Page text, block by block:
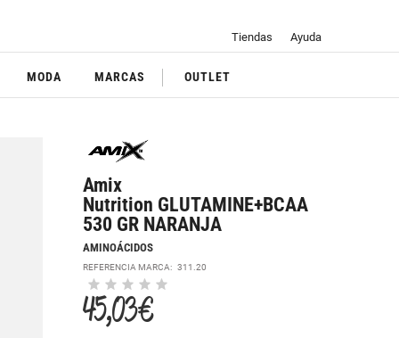
Tiendas Ayuda
MODA MARCAS OUTLET
Amix
Nutrition GLUTAMINE+BCAA
530 GR NARANJA
AMINOÁCIDOS
REFERENCIA MARCA:311.20
45,03 €